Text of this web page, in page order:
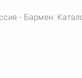
- Бармен.